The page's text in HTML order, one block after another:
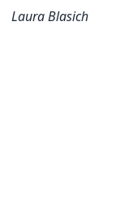
Laura Blasich